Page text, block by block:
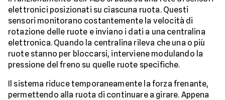
elettronici posizionati su ciascuna ruota. Questi
sensori monitorano costantemente la velocità di
rotazione delle ruote e inviano i dati a una centralina
elettronica. Quando la centralina rileva che una o più
ruote stanno per bloccarsi, interviene modulando la
pressione del freno su quelle ruote specifiche.
Il sistema riduce temporaneamente la forza frenante,
permettendo alla ruota di continuare a girare. Appena